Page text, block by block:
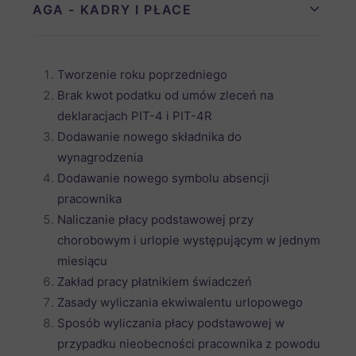
AGA - KADRY I PŁACE
Tworzenie roku poprzedniego
Brak kwot podatku od umów zleceń na
deklaracjach PIT-4 i PIT-4R
Dodawanie nowego składnika do
wynagrodzenia
Dodawanie nowego symbolu absencji
pracownika
Naliczanie płacy podstawowej przy
chorobowym i urlopie występującym w jednym
miesiącu
Zakład pracy płatnikiem świadczeń
Zasady wyliczania ekwiwalentu urlopowego
Sposób wyliczania płacy podstawowej w
przypadku nieobecności pracownika z powodu